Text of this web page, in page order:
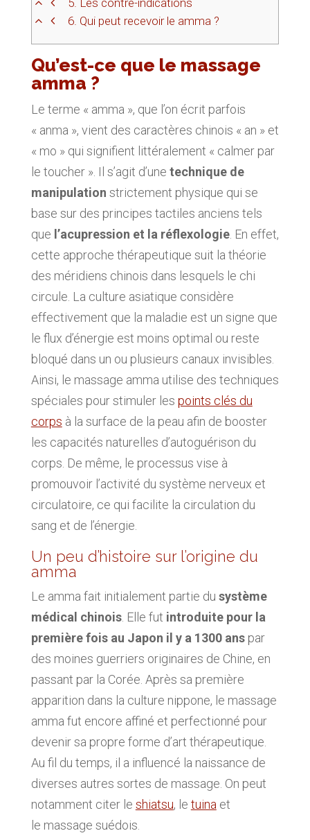
5. Les contre-indications
6. Qui peut recevoir le amma ?
Qu’est-ce que le massage
amma ?
Le terme « amma », que l’on écrit parfois
« anma », vient des caractères chinois « an » et
« mo » qui signifient littéralement « calmer par
le toucher ». Il s’agit d’une technique de
manipulation strictement physique qui se
base sur des principes tactiles anciens tels
que l’acupression et la réflexologie. En effet,
cette approche thérapeutique suit la théorie
des méridiens chinois dans lesquels le chi
circule. La culture asiatique considère
effectivement que la maladie est un signe que
le flux d’énergie est moins optimal ou reste
bloqué dans un ou plusieurs canaux invisibles.
Ainsi, le massage amma utilise des techniques
spéciales pour stimuler les points clés du
corps à la surface de la peau afin de booster
les capacités naturelles d’autoguérison du
corps. De même, le processus vise à
promouvoir l’activité du système nerveux et
circulatoire, ce qui facilite la circulation du
sang et de l’énergie.
Un peu d’histoire sur l’origine du
amma
Le amma fait initialement partie du système
médical chinois. Elle fut introduite pour la
première fois au Japon il y a 1300 anspar
des moines guerriers originaires de Chine, en
passant par la Corée. Après sa première
apparition dans la culture nippone, le massage
amma fut encore affiné et perfectionné pour
devenir sa propre forme d’art thérapeutique.
Au fil du temps, il a influencé la naissance de
diverses autres sortes de massage. On peut
notamment citer le shiatsu, le tuinaet
le massage suédois.